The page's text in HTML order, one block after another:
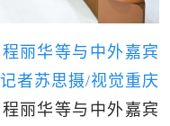
丽华等与中外嘉宾
者苏思摄/视觉重庆
丽华等与中外嘉宾